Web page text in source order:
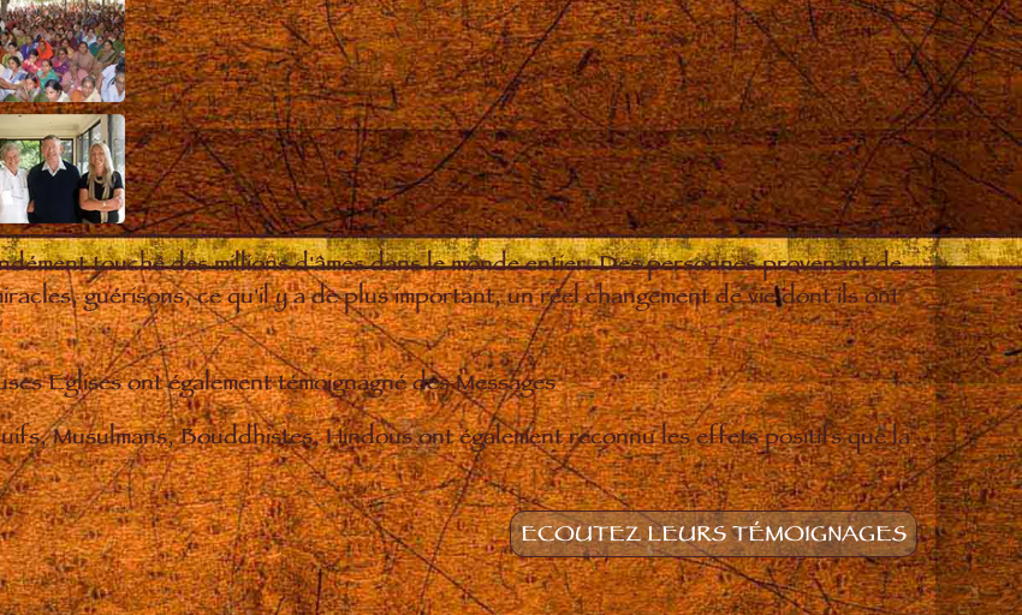
touché des millions d'âmes dans le monde entier. Des personnes provenant de
guérisons, ce qu'il y a de plus important, un réel changement de vie dont ils ont
Eglises ont également témoignagné des Messages
Musulmans, Bouddhistes, Hindous ont également reconnu les effets positifs que la
ECOUTEZ LEURS TÉMOIGNAGES